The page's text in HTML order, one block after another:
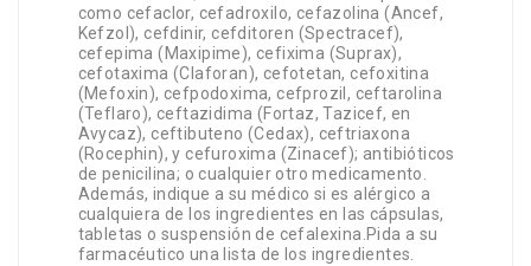
como cefaclor, cefadroxilo, cefazolina (Ancef,
Kefzol), cefdinir, cefditoren (Spectracef),
cefepima (Maxipime), cefixima (Suprax),
cefotaxima (Claforan), cefotetan, cefoxitina
(Mefoxin), cefpodoxima, cefprozil, ceftarolina
(Teflaro), ceftazidima (Fortaz, Tazicef, en
Avycaz), ceftibuteno (Cedax), ceftriaxona
(Rocephin), y cefuroxima (Zinacef); antibióticos
de penicilina; o cualquier otro medicamento.
Además, indique a su médico si es alérgico a
cualquiera de los ingredientes en las cápsulas,
tabletas o suspensión de cefalexina.Pida a su
farmacéutico una lista de los ingredientes.